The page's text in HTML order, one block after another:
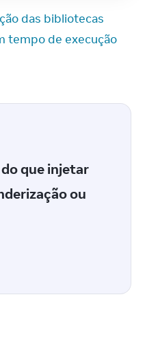
das bibliotecas
tempo de execução
que injetar
ou